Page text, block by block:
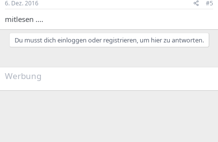
6. Dez. 2016 #5
mitlesen ....
Du musst dich einloggen oder registrieren, um hier zu antworten.
Werbung